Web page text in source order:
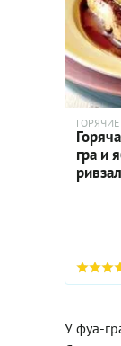
гра и
У фуа-